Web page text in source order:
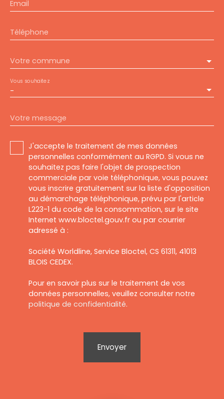
Email
Téléphone
Votre commune
-
Vous souhaitez
Votre message
J'accepte le traitement de mes données
personnelles conformément au RGPD. Si vous ne
souhaitez pas faire l'objet de prospection
commerciale par voie téléphonique, vous pouvez
vous inscrire gratuitement sur la liste d'opposition
au démarchage téléphonique, prévu par l'article
L223-1 du code de la consommation, sur le site
Internet www.bloctel.gouv.fr ou par courrier
adressé à :
Société Worldline, Service Bloctel, CS 61311, 41013
BLOIS CEDEX.
Pour en savoir plus sur le traitement de vos
données personnelles, veuillez consulter notre
politique de confidentialité.
Envoyer